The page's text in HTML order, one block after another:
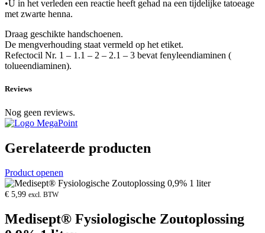
•U in het verleden een reactie heeft gehad na een tijdelijke tatoeage
met zwarte henna.
Draag geschikte handschoenen.
De mengverhouding staat vermeld op het etiket.
Refectocil Nr. 1 – 1.1 – 2 – 2.1 – 3 bevat fenyleendiaminen (
tolueendiaminen).
Reviews
Nog geen reviews.
Gerelateerde producten
Product openen
€ 5,99 excl. BTW
Medisept® Fysiologische Zoutoplossing